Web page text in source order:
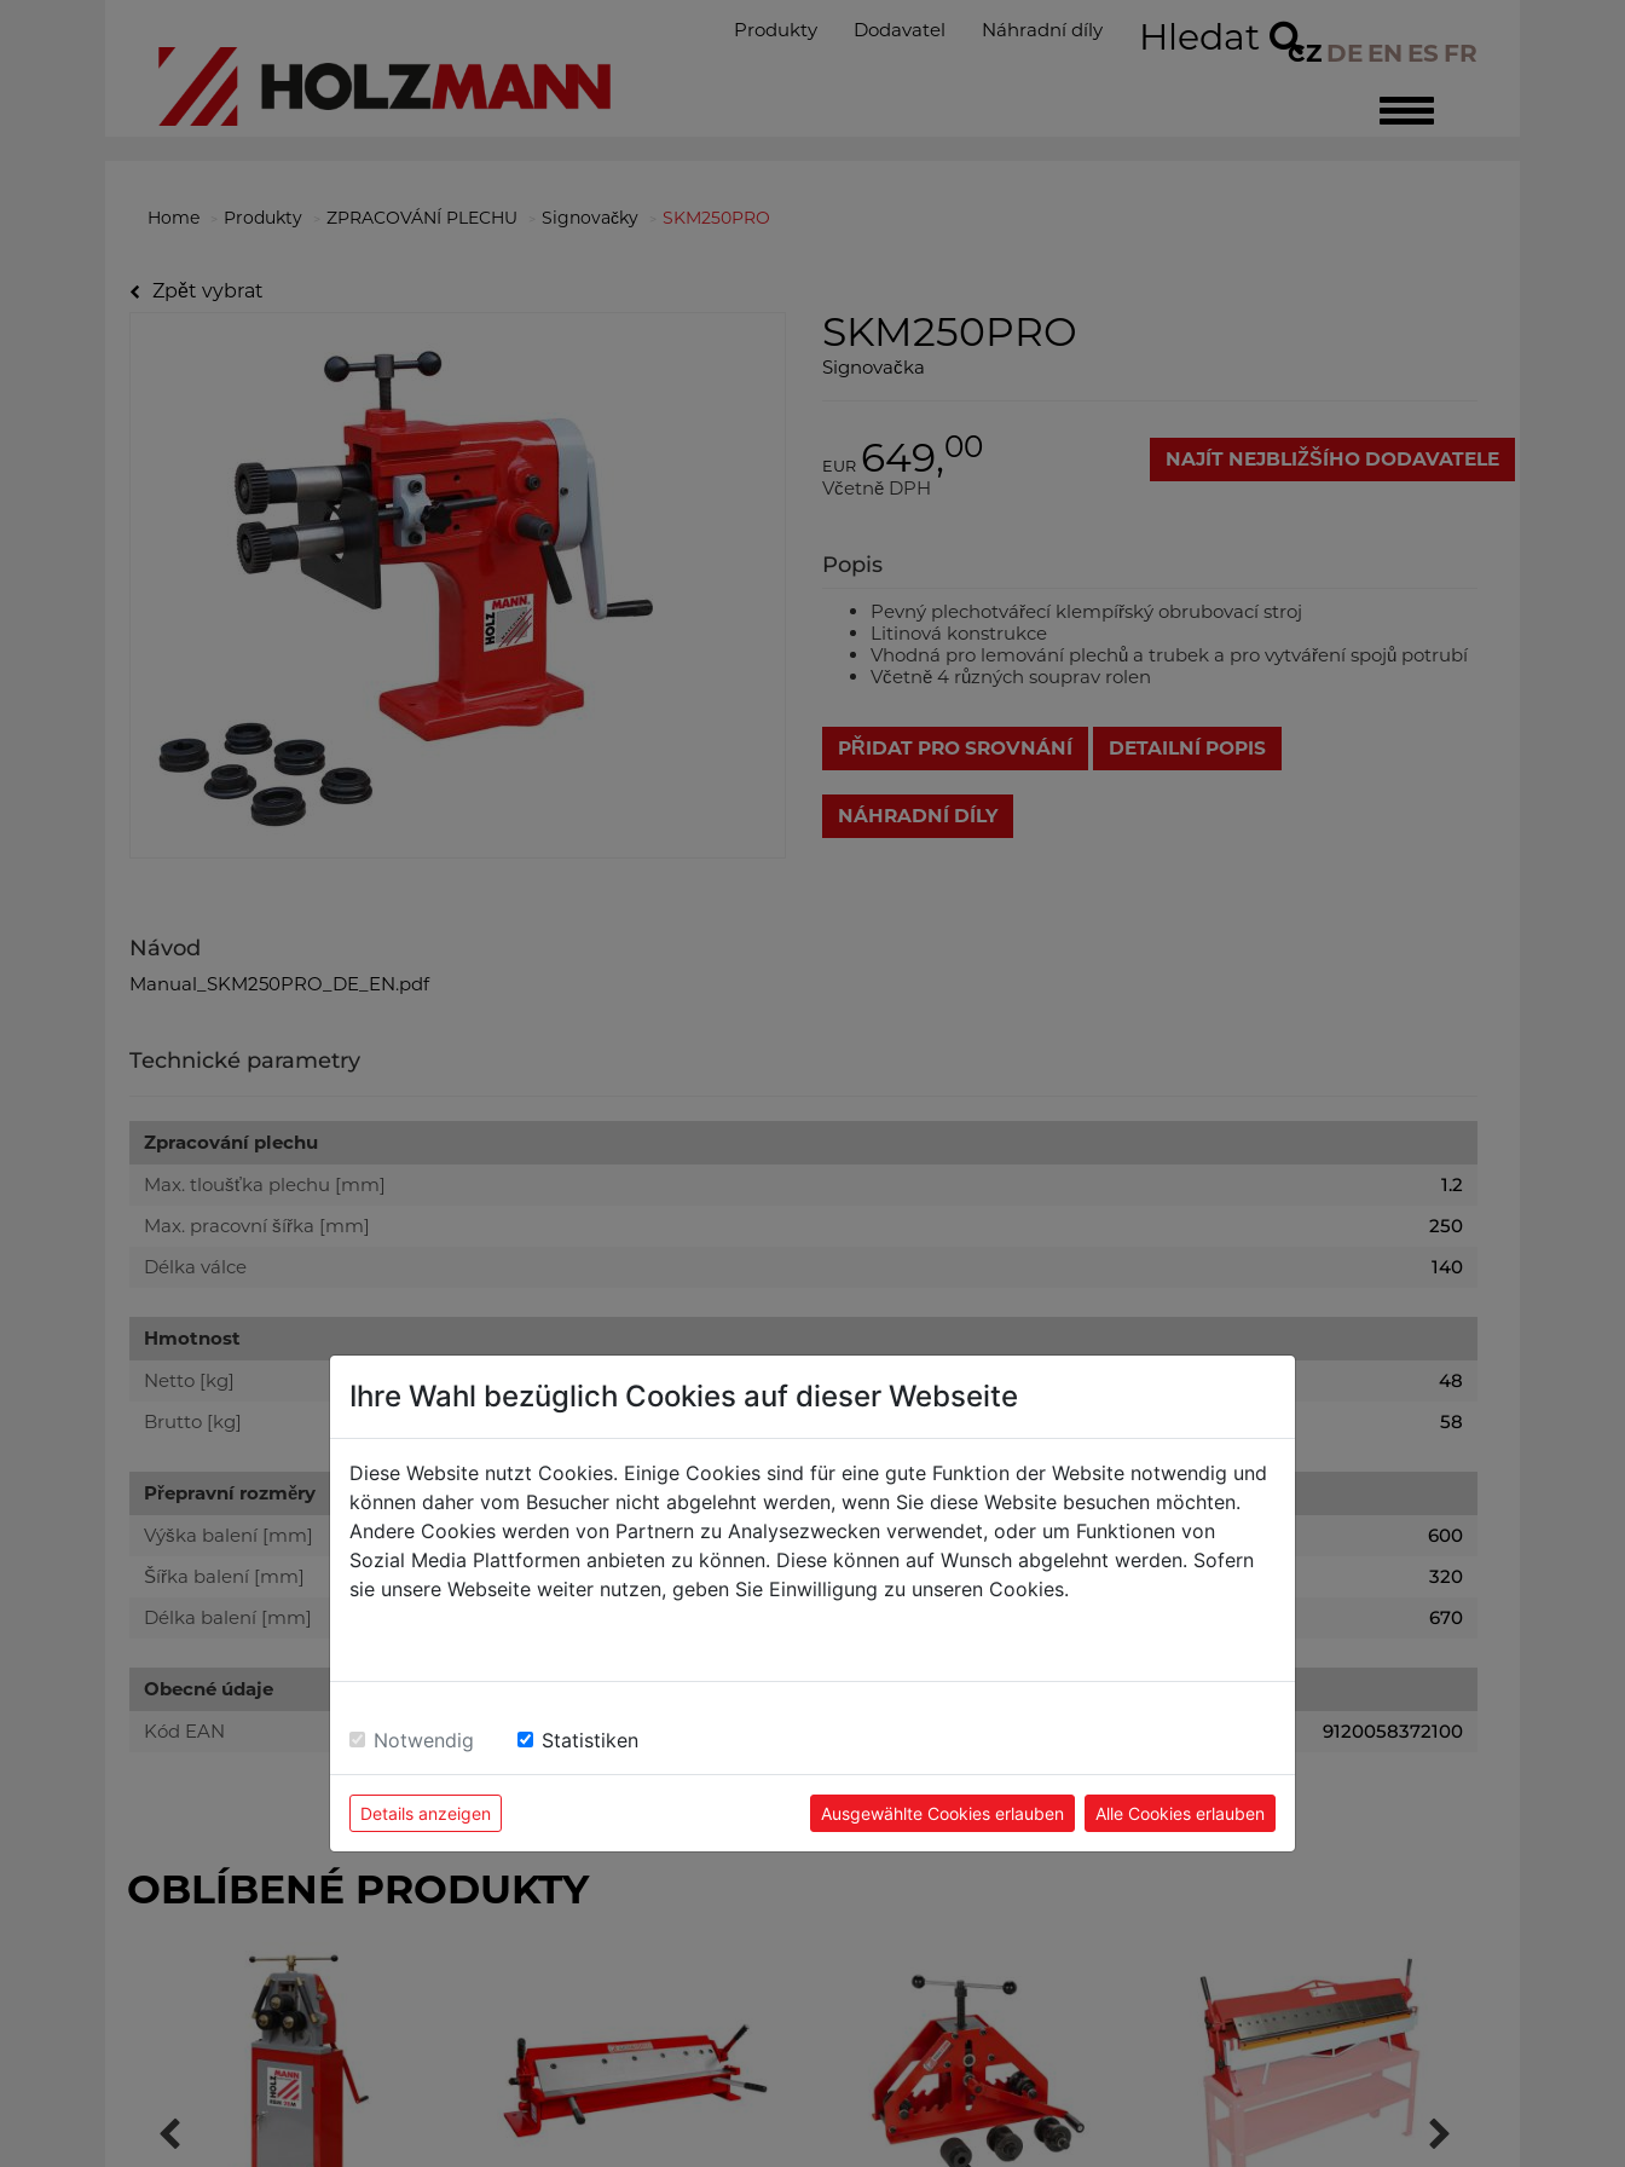
Toggle
navigation
CZ DE EN ES FR
Produkty Dodavatel Náhradní díly Hledat
Home Produkty ZPRACOVÁNÍ PLECHU Signovačky SKM250PRO
Zpět vybrat
Návod
Manual_SKM250PRO_DE_EN.pdf
SKM250PRO
Signovačka
EUR 649,00
Včetně DPH
NAJÍT NEJBLIŽŠÍHO DODAVATELE
Popis
Pevný plechotvářecí klempířský obrubovací stroj
Litinová konstrukce
Vhodná pro lemování plechů a trubek a pro vytváření spojů potrubí
Včetně 4 různých souprav rolen
PŘIDAT PRO SROVNÁNÍ DETAILNÍ POPIS
Technické parametry
Zpracování plechu
Max. tloušťka plechu [mm]
1.2
Max. pracovní šířka [mm]
250
Délka válce
140
Hmotnost
Netto [kg]
48
Brutto [kg]
58
Přepravní rozměry
Výška balení [mm]
600
Šířka balení [mm]
320
Délka balení [mm]
670
Obecné údaje
Kód EAN
9120058372100
OBLÍBENÉ PRODUKTY
Ihre Wahl bezüglich Cookies auf dieser Webseite
Diese Website nutzt Cookies. Einige Cookies sind für eine gute Funktion der Website notwendig und
können daher vom Besucher nicht abgelehnt werden, wenn Sie diese Website besuchen möchten.
Andere Cookies werden von Partnern zu Analysezwecken verwendet, oder um Funktionen von
Sozial Media Plattformen anbieten zu können. Diese können auf Wunsch abgelehnt werden. Sofern
sie unsere Webseite weiter nutzen, geben Sie Einwilligung zu unseren Cookies.
Notwendig Statistiken
Details anzeigen Ausgewählte Cookies erlauben Alle Cookies erlauben